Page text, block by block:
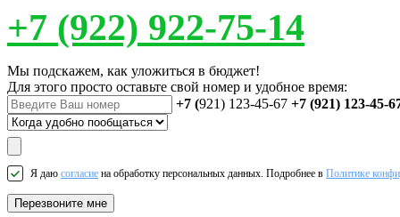
+7 (922) 922-75-14
Мы подскажем, как уложиться в бюджет!
Для этого просто оставьте свой номер и удобное время:
+7 (921) 123-45-67 +7 (921) 123-45-
Я даю согласие на обработку персональных данных. Подробнее в Политике
Перезвоните мне